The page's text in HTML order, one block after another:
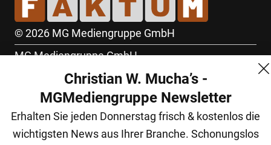
© 2026 MG Mediengruppe GmbH
MG Mediengruppe GmbH
Burgring 1/7
1010 Wien
+43 (1) 522 14 14
Christian W. Mucha’s -
MGMediengruppe Newsletter
Erhalten Sie jeden Donnerstag frisch & kostenlos die
wichtigsten News aus Ihrer Branche. Schonungslos